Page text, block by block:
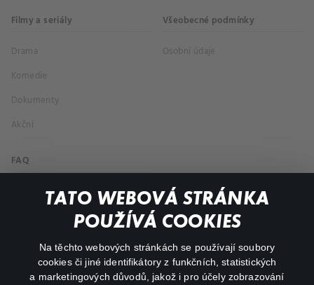
TATO WEBOVÁ STRÁNKA
POUŽÍVÁ COOKIES
Na těchto webových stránkách se používají soubory
cookies či jiné identifikátory z funkčních, statistických
a marketingových důvodů, jakož i pro účely zobrazování
Filmy a seriály
Drama
Komedie
Dokumenty
Akční
Všeobecné podmínky
Osobní údaje
FAQ
Můj účet
Důležité odkazy
facebookinstagram